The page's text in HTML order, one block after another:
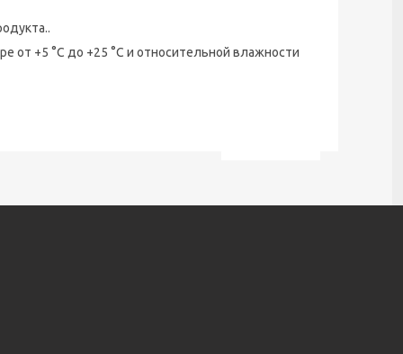
от +5 °С до +25 °С и относительной влажности